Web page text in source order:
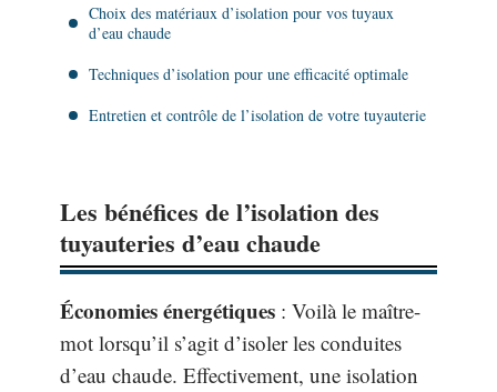
Choix des matériaux d’isolation pour vos tuyaux
d’eau chaude
Techniques d’isolation pour une efficacité optimale
Entretien et contrôle de l’isolation de votre tuyauterie
Les bénéfices de l’isolation des
tuyauteries d’eau chaude
Économies énergétiques : Voilà le maître-
mot lorsqu’il s’agit d’isoler les conduites
d’eau chaude. Effectivement, une isolation